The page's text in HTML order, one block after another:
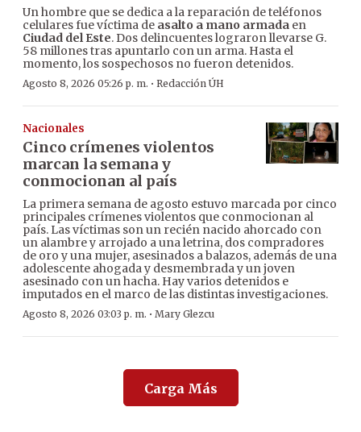
Un hombre que se dedica a la reparación de teléfonos
celulares fue víctima de asalto a mano armada en
Ciudad del Este. Dos delincuentes lograron llevarse G.
58 millones tras apuntarlo con un arma. Hasta el
momento, los sospechosos no fueron detenidos.
Agosto 8, 2026 05:26 p. m. · Redacción ÚH
Nacionales
Cinco crímenes violentos
marcan la semana y
conmocionan al país
La primera semana de agosto estuvo marcada por cinco
principales crímenes violentos que conmocionan al
país. Las víctimas son un recién nacido ahorcado con
un alambre y arrojado a una letrina, dos compradores
de oro y una mujer, asesinados a balazos, además de una
adolescente ahogada y desmembrada y un joven
asesinado con un hacha. Hay varios detenidos e
imputados en el marco de las distintas investigaciones.
Agosto 8, 2026 03:03 p. m. · Mary Glezcu
Carga Más